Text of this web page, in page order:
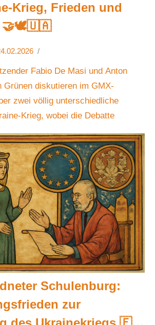
Krieg, Frieden und
🤝🕊️🇺🇦
Fabio De Masi und Anton
Grünen diskutieren im GMX-
zwei völlig unterschiedliche
Krieg, wobei die Debatte
Schulenburg:
zur